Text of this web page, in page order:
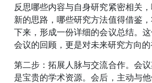
反思哪些内容与自身研究紧密相关
新的思路，哪些研究方法值得借鉴
下来，形成一份详细的会议总结。
会议的回顾，更是对未来研究方向的
第二步：拓展人脉与交流合作。会
是宝贵的学术资源。会后，主动与